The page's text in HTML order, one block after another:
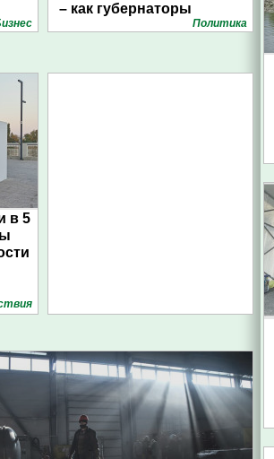
– как губернаторы
Политика
в 5